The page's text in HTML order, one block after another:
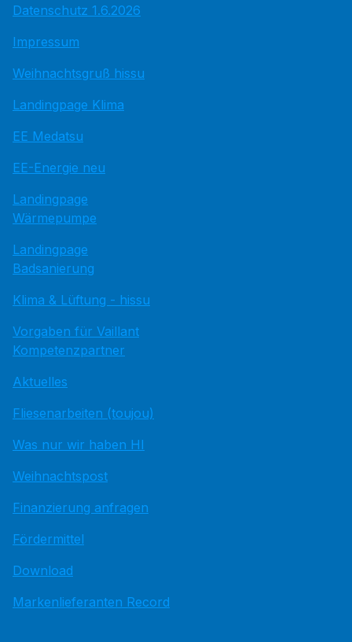
Datenschutz 1.6.2026
Impressum
Weihnachtsgruß hissu
Landingpage Klima
EE Medatsu
EE-Energie neu
Landingpage
Wärmepumpe
Landingpage
Badsanierung
Klima & Lüftung - hissu
Vorgaben für Vaillant
Kompetenzpartner
Aktuelles
Fliesenarbeiten (toujou)
Was nur wir haben HI
Weihnachtspost
Finanzierung anfragen
Fördermittel
Download
Markenlieferanten Record